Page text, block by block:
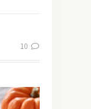
10